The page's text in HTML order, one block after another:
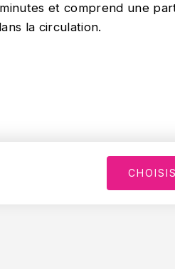
et comprend une
la circulation.